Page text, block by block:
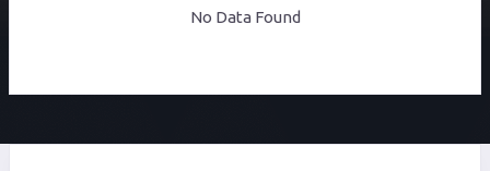
No Data Found